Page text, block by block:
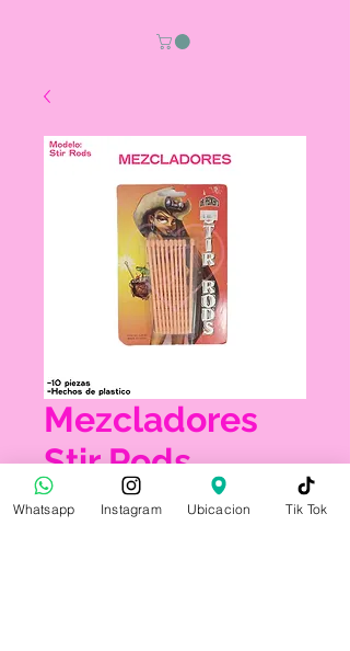
Mezcladores
Stir Rods
$60.00 Precio
Whatsapp Instagram Ubicacion Tik Tok